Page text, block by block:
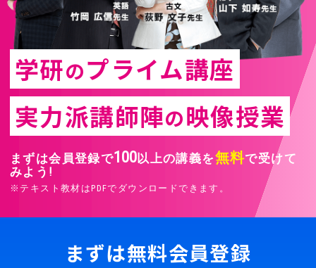
学研のプライム講座
実力派講師陣の映像授業
まずは会員登録で100以上の講義を無料で受けて
みよう!
※テキスト教材はPDFでダウンロードできます。
まずは無料会員登録